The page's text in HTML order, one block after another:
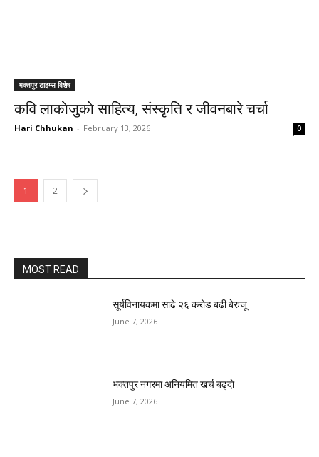
भक्तपुर टाइम्स विशेष
कवि लाकाेजुकाे साहित्य, संस्कृति र जीवनबारे चर्चा
Hari Chhukan - February 13, 2026 0
1 2
MOST READ
सूर्यविनायकमा साढे २६ करोड बढी बेरुजू
June 7, 2026
भक्तपुर नगरमा अनियमित खर्च बढ्दाे
June 7, 2026